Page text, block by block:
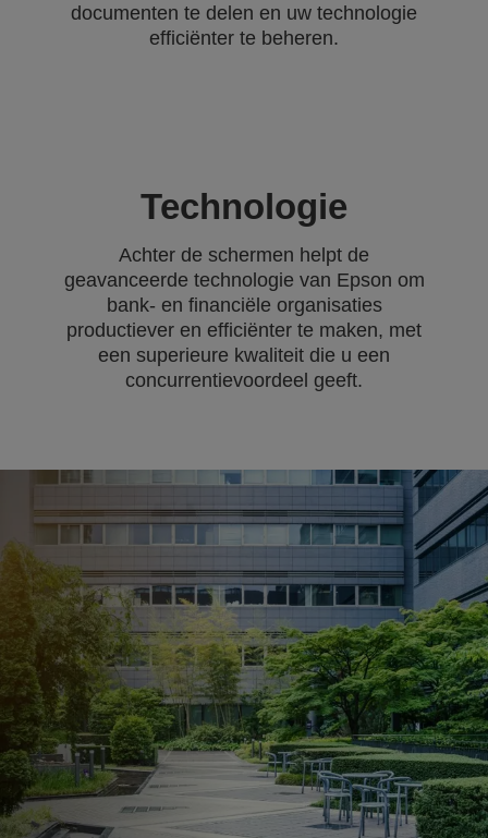
documenten te delen en uw technologie
efficiënter te beheren.
Technologie
Achter de schermen helpt de
geavanceerde technologie van Epson om
bank- en financiële organisaties
productiever en efficiënter te maken, met
een superieure kwaliteit die u een
concurrentievoordeel geeft.